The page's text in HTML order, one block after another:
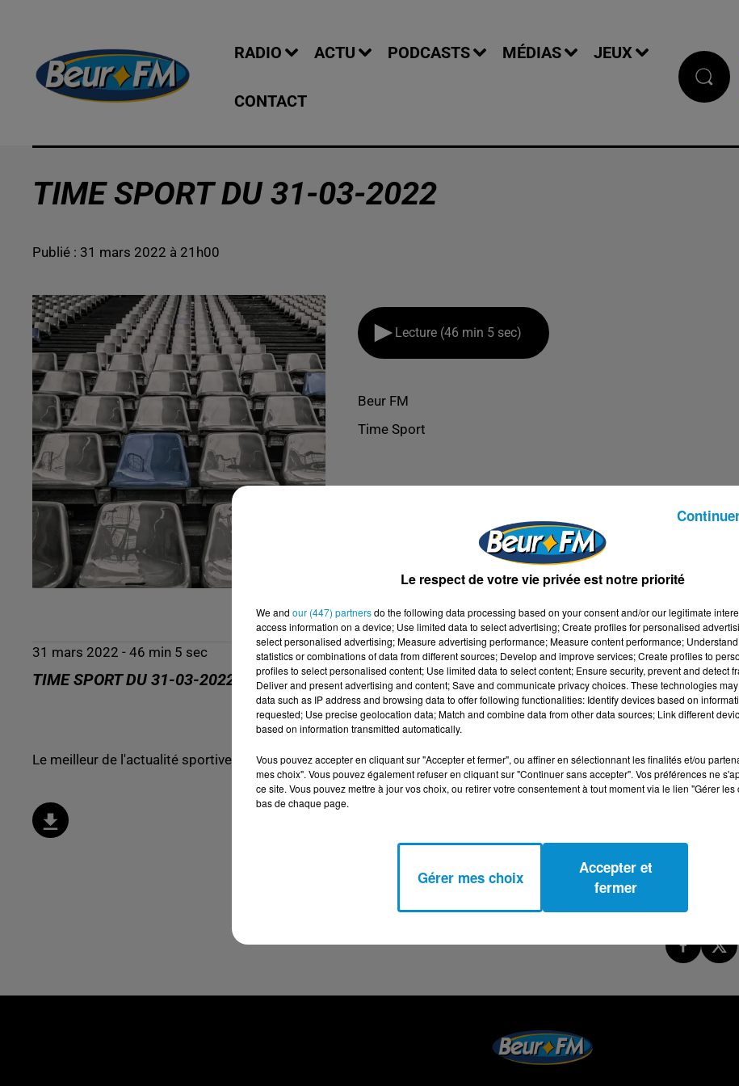
RADIO ACTU PODCASTS MÉDIAS JEUX
CONTACT
TIME SPORT DU 31-03-2022
Publié : 31 mars 2022 à 21h00
Lecture (46 min 5 sec)
Beur FM
Time Sport
31 mars 2022 - 46 min 5 sec
TIME SPORT DU 31-03-2022
Le meilleur de l'actualité sportive !
Le respect de votre vie privée est notre priorité
We and our (447) partnersdo the following data processing based on your consent and/or our legitimate
access information on a device; Use limited data to select advertising; Create profiles for personalised
select personalised advertising; Measure advertising performance; Measure content performance;
statistics or combinations of data from different sources; Develop and improve services; Create profiles to
profiles to select personalised content; Use limited data to select content; Ensure security, prevent and detect
Deliver and present advertising and content; Save and communicate privacy choices. These technologies
data such as IP address and browsing data to offer following functionalities: Identify devices based on
requested; Use precise geolocation data; Match and combine data from other data sources; Link different
based on information transmitted automatically.
Vous pouvez accepter en cliquant sur "Accepter et fermer", ou affiner en sélectionnant les finalités et/ou
mes choix". Vous pouvez également refuser en cliquant sur "Continuer sans accepter". Vos préférences ne
ce site. Vous pouvez mettre à jour vos choix, ou retirer votre consentement à tout moment via le lien "Gérer les
bas de chaque page.
Gérer mes choix
Accepter et
fermer